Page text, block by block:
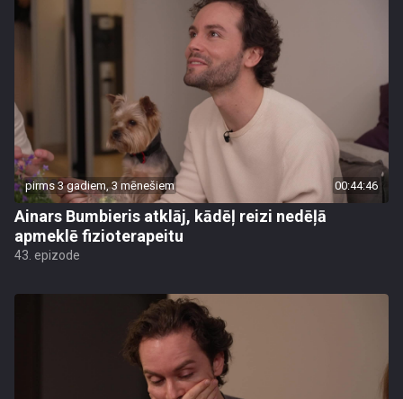
pirms 3 gadiem, 3 mēnešiem 00:44:46
Ainars Bumbieris atklāj, kādēļ reizi nedēļā
apmeklē fizioterapeitu
43. epizode